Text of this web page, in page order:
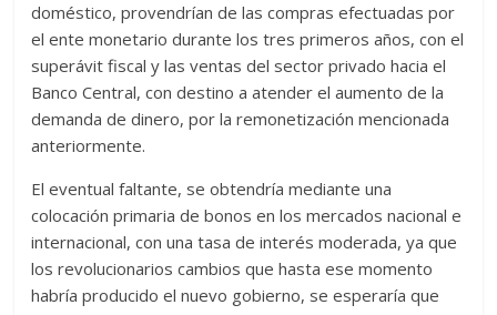
doméstico, provendrían de las compras efectuadas por
el ente monetario durante los tres primeros años, con el
superávit fiscal y las ventas del sector privado hacia el
Banco Central, con destino a atender el aumento de la
demanda de dinero, por la remonetización mencionada
anteriormente.
El eventual faltante, se obtendría mediante una
colocación primaria de bonos en los mercados nacional e
internacional, con una tasa de interés moderada, ya que
los revolucionarios cambios que hasta ese momento
habría producido el nuevo gobierno, se esperaría que